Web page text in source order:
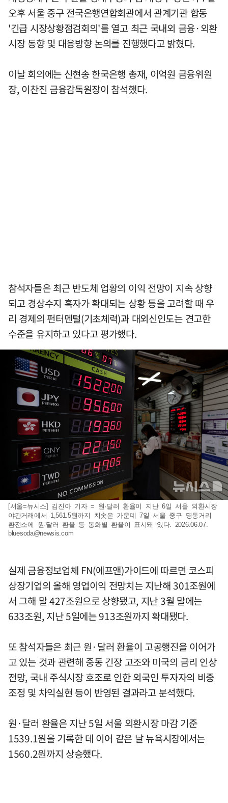
오후 서울 중구 전국은행연합회관에서 관계기관 합동
'긴급 시장상황점검회의'를 열고 최근 국내외 금융·외환
시장 동향 및 대응방향 논의를 진행했다고 밝혔다.
이날 회의에는 신현송 한국은행 총재, 이억원 금융위원
장, 이찬진 금융감독원장이 참석했다.
참석자들은 최근 반도체 업황의 이익 전망이 지속 상향
되고 경상수지 흑자가 확대되는 상황 등을 고려할 때 우
리 경제의 펀터멘털(기초체력)과 대외신인도는 견고한
수준을 유지하고 있다고 평가했다.
[서울=뉴시스] 김진아 기자 = 원·달러 환율이 지난 6일 서울 외환시장
야간거래에서 1,561.5원까지 치솟은 가운데 7일 서울 중구 명동거리
환전소에 원·달러 환율 등 통화별 환율이 표시돼 있다. 2026.06.07.
bluesoda@newsis.com
실제 금융정보업체 FN(에프앤)가이드에 따르면 코스피
상장기업의 올해 영업이익 전망치는 지난해 301조원에
서 그해 말 427조원으로 상향됐고, 지난 3월 말에는
633조원, 지난 5일에는 913조원까지 확대됐다.
또 참석자들은 최근 원·달러 환율이 고공행진을 이어가
고 있는 것과 관련해 중동 긴장 고조와 미국의 금리 인상
전망, 국내 주식시장 호조로 인한 외국인 투자자의 비중
조정 및 차익실현 등이 반영된 결과라고 분석했다.
원·달러 환율은 지난 5일 서울 외환시장 마감 기준
1539.1원을 기록한 데 이어 같은 날 뉴욕시장에서는
1560.2원까지 상승했다.